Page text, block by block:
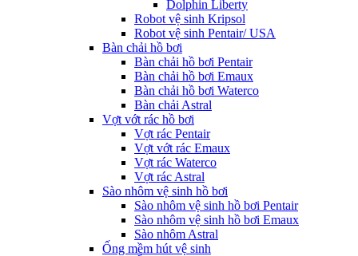
Dolphin Liberty
Robot vệ sinh Kripsol
Robot vệ sinh Pentair/ USA
Bàn chải hồ bơi
Bàn chải hồ bơi Pentair
Bàn chải hồ bơi Emaux
Bàn chải hồ bơi Waterco
Bàn chải Astral
Vợt vớt rác hồ bơi
Vợt rác Pentair
Vợt vớt rác Emaux
Vợt rác Waterco
Vợt rác Astral
Sào nhôm vệ sinh hồ bơi
Sào nhôm vệ sinh hồ bơi Pentair
Sào nhôm vệ sinh hồ bơi Emaux
Sào nhôm Astral
Ống mềm hút vệ sinh